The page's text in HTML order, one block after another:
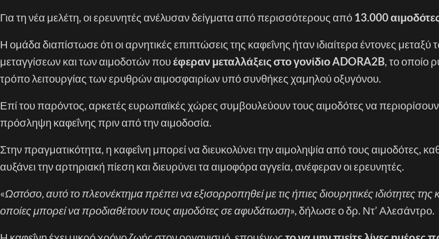
Για τη νέα μελέτη, οι ερευνητές ανέλυσαν δείγματα από περισσότερους από 13.000
Η ομάδα διαπίστωσε ότι οι αρνητικές επιπτώσεις της καφεΐνης ήταν ιδιαίτερα έντονες
μεταγγίσεων και των αιμοδοτών που έφεραν μεταλλάξεις στο γονίδιο ADORA2B, το οποίο
τρόπο λειτουργίας των ερυθρών αιμοσφαιρίων υπό συνθήκες χαμηλού οξυγόνου.
Επί του παρόντος, αρκετές ευρωπαϊκές χώρες συμβουλεύουν τους αιμοδότες να
πρόσληψη καφεΐνης πριν από την αιμοδοσία.
Στην πραγματικότητα, η καφεΐνη μπορεί να διευκολύνει την αιμοληψία από τους αιμοδότες,
αυξάνει την αρτηριακή πίεση και διευρύνει τα αιμοφόρα αγγεία, ανέφεραν οι ερευνητές.
«Ωστόσο, αυτό το πλεονέκτημα πρέπει να εξισορροπηθεί με τις ήπιες διουρητικές ιδιότητες της
οποίες μπορεί να προδιαθέτουν τους αιμοδότες σε αφυδάτωση», δήλωσε ο δρ. Ντ’ Αλεσάντρο.